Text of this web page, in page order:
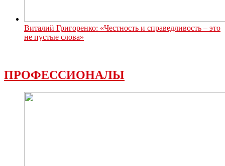
Виталий Григоренко: «Честность и справедливость – это
не пустые слова»
ПРОФЕССИОНАЛЫ